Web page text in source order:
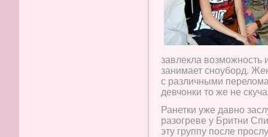
завлекла возможность
занимает сноуборд.
с различными
девчонки то же не
Ранетки уже давно
разогреве у Бритни
эту группу после